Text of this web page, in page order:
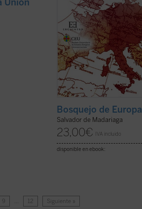
Unión
Bosquejo de Europa
Salvador de Madariaga
23,00€ IVA incluido
disponible en ebook:
9 … 12 Siguiente »